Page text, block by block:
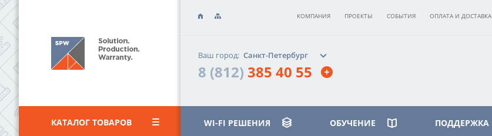
КАТАЛОГ ТОВАРОВ
КОМПАНИЯ ПРОЕКТЫ СОБЫТИЯ ОПЛАТА И ДОСТАВКА
Ваш город: Санкт-Петербург
8 (812) 385 40 55
WI-FI РЕШЕНИЯ ОБУЧЕНИЕ ПОДДЕРЖКА